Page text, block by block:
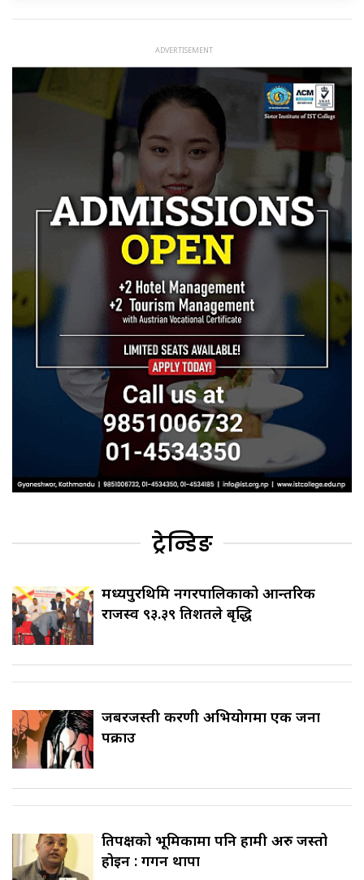
ट्रेन्डिङ
मध्यपुरथिमि नगरपालिकाको आन्तरिक
राजस्व ९३.३९ प्रतिशतले बृद्धि
जबरजस्ती करणी अभियोगमा एक जना
पक्राउ
प्रतिपक्षको भूमिकामा पनि हामी अरु जस्तो
होइन : गगन थापा